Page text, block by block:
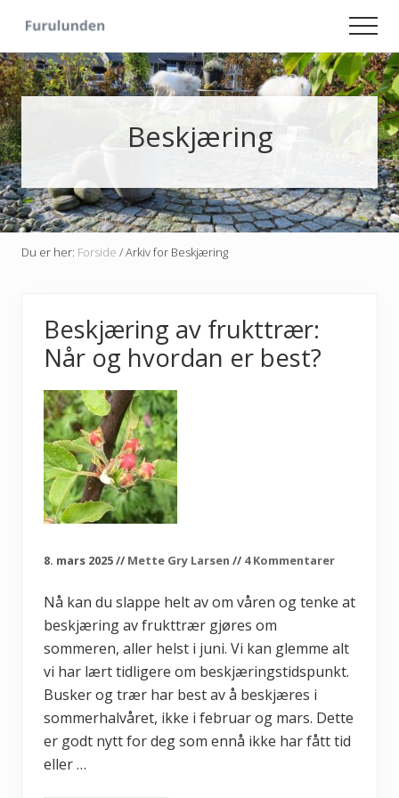
main
content
primary
sidebar
Hageliv
-
Lise
for
sjelen Beskjæring
Du er her: Forside /Arkiv for Beskjæring
Beskjæring av frukttrær:
Når og hvordan er best?
8. mars 2025// Mette Gry Larsen // 4 Kommentarer
Nå kan du slappe helt av om våren og tenke at
beskjæring av frukttrær gjøres om
sommeren, aller helst i juni. Vi kan glemme alt
vi har lært tidligere om beskjæringstidspunkt.
Busker og trær har best av å beskjæres i
sommerhalvåret, ikke i februar og mars. Dette
er godt nytt for deg som ennå ikke har fått tid
eller …